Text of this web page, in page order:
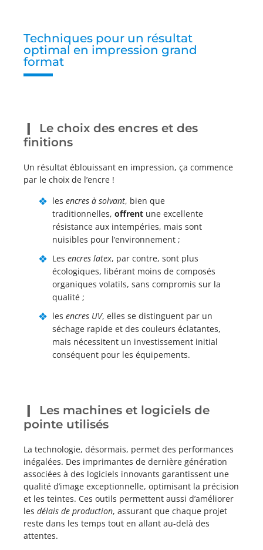
Techniques pour un résultat
optimal en impression grand
format
Le choix des encres et des
finitions
Un résultat éblouissant en impression, ça commence
par le choix de l’encre !
les encres à solvant, bien que
traditionnelles, offrent une excellente
résistance aux intempéries, mais sont
nuisibles pour l’environnement ;
Les encres latex, par contre, sont plus
écologiques, libérant moins de composés
organiques volatils, sans compromis sur la
qualité ;
les encres UV, elles se distinguent par un
séchage rapide et des couleurs éclatantes,
mais nécessitent un investissement initial
conséquent pour les équipements.
Les machines et logiciels de
pointe utilisés
La technologie, désormais, permet des performances
inégalées. Des imprimantes de dernière génération
associées à des logiciels innovants garantissent une
qualité d’image exceptionnelle, optimisant la précision
et les teintes. Ces outils permettent aussi d’améliorer
les délais de production, assurant que chaque projet
reste dans les temps tout en allant au-delà des
attentes.